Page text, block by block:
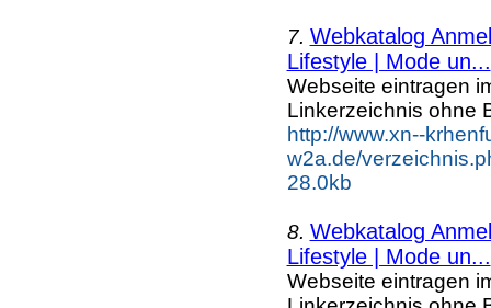
7. Webkatalog
Lifestyle | Mode un...
Webseite eintragen
Linkerzeichnis ohne
http://www.xn--
w2a.de/
28.0kb
8. Webkatalog
Lifestyle | Mode un...
Webseite eintragen